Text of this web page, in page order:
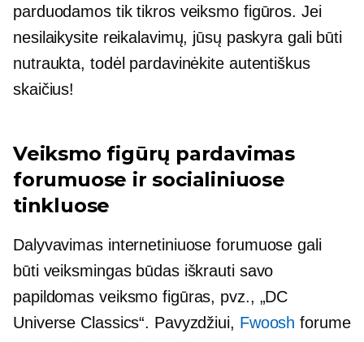
parduodamos tik tikros veiksmo figūros. Jei
nesilaikysite reikalavimų, jūsų paskyra gali būti
nutraukta, todėl pardavinėkite autentiškus
skaičius!
Veiksmo figūrų pardavimas
forumuose ir socialiniuose
tinkluose
Dalyvavimas internetiniuose forumuose gali
būti veiksmingas būdas iškrauti savo
papildomas veiksmo figūras, pvz., „DC
Universe Classics“. Pavyzdžiui, Fwoosh forume